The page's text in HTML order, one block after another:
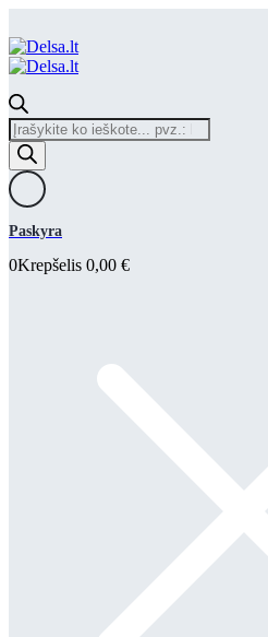
Products
search
Paskyra
0Krepšelis 0,00 €